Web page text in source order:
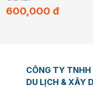
650,000đ
CÔNG TY
DU LỊCH & XÂY